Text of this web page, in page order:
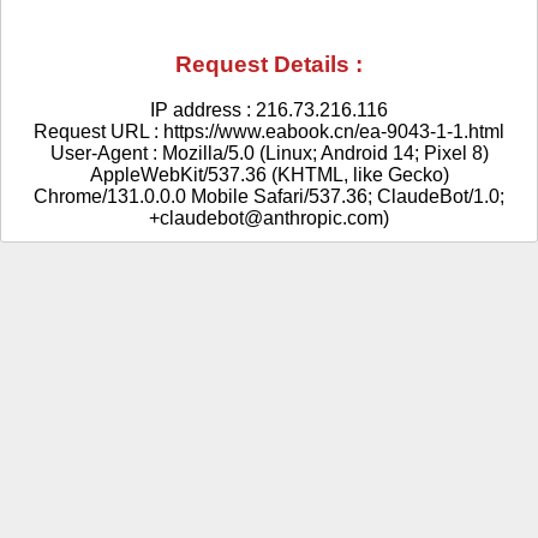
Request Details :
IP address : 216.73.216.116
Request URL : https://www.eabook.cn/ea-9043-1-1.html
User-Agent : Mozilla/5.0 (Linux; Android 14; Pixel 8)
AppleWebKit/537.36 (KHTML, like Gecko)
Chrome/131.0.0.0 Mobile Safari/537.36; ClaudeBot/1.0;
+claudebot@anthropic.com)